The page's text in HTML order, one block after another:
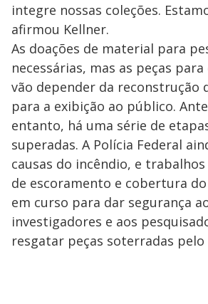
integre nossas coleções.
afirmou Kellner.
As doações de material para
necessárias, mas as peças
vão depender da reconstrução
para a exibição ao público.
entanto, há uma série de
superadas. A Polícia Federal
causas do incêndio, e
de escoramento e cobertura
em curso para dar segurança
investigadores e aos
resgatar peças soterradas